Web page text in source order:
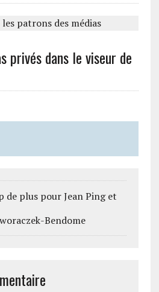
privés dans le viseur de
de plus pour Jean Ping et
Bendome